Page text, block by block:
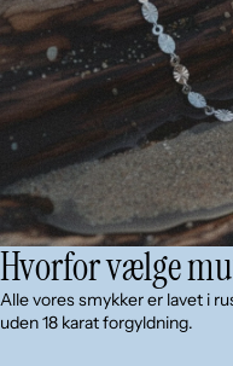
Hvorfor vælge
Alle vores smykker er lavet i
uden 18 karat forgyldning.